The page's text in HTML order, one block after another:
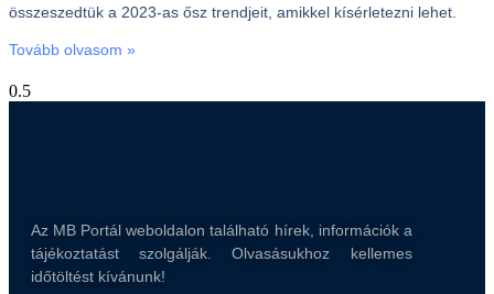
összeszedtük a 2023-as ősz trendjeit, amikkel kísérletezni lehet.
Tovább olvasom »
Az MB Portál weboldalon található hírek, információk a
tájékoztatást szolgálják. Olvasásukhoz kellemes
időtöltést kívánunk!